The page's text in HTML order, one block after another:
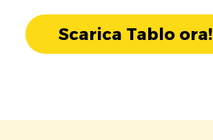
Scarica Tablo ora!